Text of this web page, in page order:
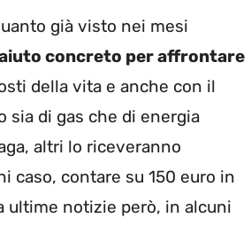
già visto nei mesi
concreto per affrontare
della vita e anche con il
sia di gas che di energia
altri lo riceveranno
caso, contare su 150 euro in
ultime notizie però, in alcuni